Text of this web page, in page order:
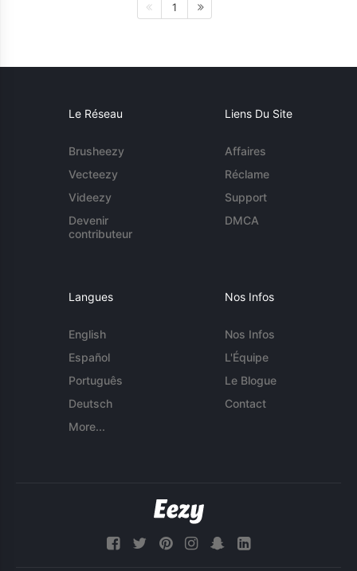
1
Le Réseau
Brusheezy
Vecteezy
Videezy
Devenir
contributeur
Liens Du Site
Affaires
Réclame
Support
DMCA
Langues
English
Español
Português
Deutsch
More...
Nos Infos
Nos Infos
L'Équipe
Le Blogue
Contact